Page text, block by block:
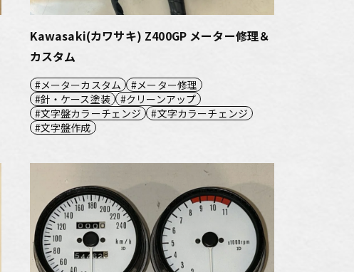
Kawasaki(カワサキ) Z400GP メーター修理＆
カスタム
メーターカスタム
メーター修理
針・ケース塗装
クリーンアップ
文字盤カラーチェンジ
文字カラーチェンジ
文字盤作成